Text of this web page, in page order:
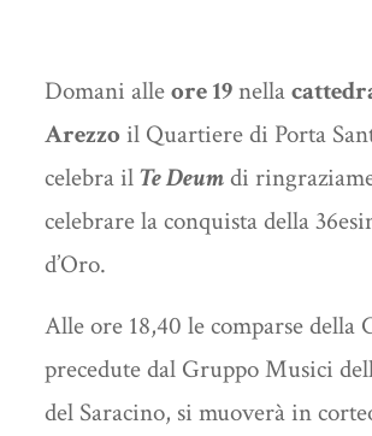
Domani alleore 19nella
Arezzo il Quartiere di Porta
celebra ilTe Deumdi
celebrare la conquista della
d’Oro.
Alle ore 18,40 le comparse della
precedute dal Gruppo Musici
del Saracino, si muoverà in